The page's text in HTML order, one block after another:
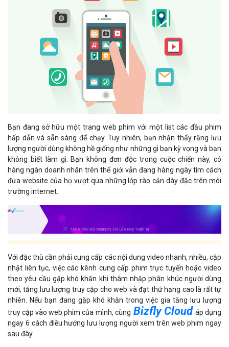
Bạn đang sở hữu một trang web phim với một list các đầu phim
hấp dẫn và sẵn sàng để chạy. Tuy nhiên, bạn nhận thấy rằng lưu
lượng người dùng không hề giống như những gì bạn kỳ vọng và bạn
không biết làm gì. Bạn không đơn độc trong cuộc chiến này, có
hàng ngàn doanh nhân trên thế giới vẫn đang hàng ngày tìm cách
đưa website của họ vượt qua những lớp rào cản dày đặc trên môi
trường internet.
Với đặc thù cần phải cung cấp các nội dung video nhanh, nhiều, cập
nhật liên tục, việc các kênh cung cấp phim trực tuyến hoặc video
theo yêu cầu gặp khó khăn khi thâm nhập phân khúc người dùng
mới, tăng lưu lượng truy cập cho web và đạt thứ hạng cao là rất tự
nhiên. Nếu bạn đang gặp khó khăn trong việc gia tăng lưu lượng
truy cập vào web phim của mình, cùng Bizfly Cloud áp dụng
ngay 6 cách điều hướng lưu lượng người xem trên web phim ngay
sau đây.